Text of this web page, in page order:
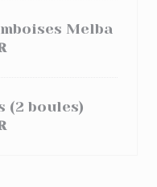
Melba
(2 boules)